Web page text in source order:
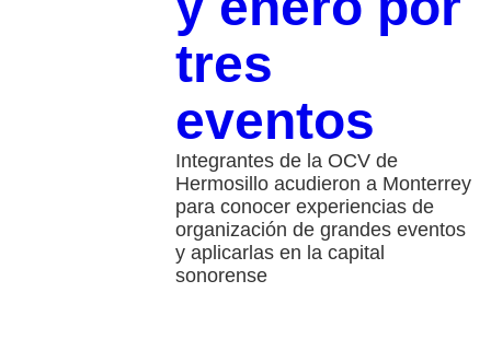
tres
eventos
Integrantes de la OCV de
Hermosillo acudieron a Monterrey
para conocer experiencias de
organización de grandes eventos
y aplicarlas en la capital
sonorense